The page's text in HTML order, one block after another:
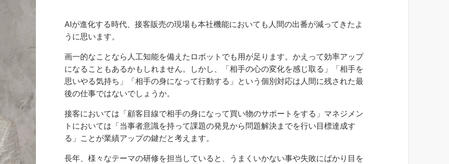
AIが進化する時代、接客販売の現場も本社機能においても人間の出番が減ってきたよ
うに思います。
画一的なことなら人工知能を備えたロボットでも用が足ります。かえって効率アップ
になることもあるかもしれません。しかし、「相手の心の変化を感じ取る」「相手を
思いやる気持ち」「相手の身になって行動する」という個別対応は人間に残された最
後の仕事ではないでしょうか。
接客においては「顧客目線で相手の身になって買い物のサポートをする」マネジメン
トにおいては「当事者意識を持って課題の発見から問題解決までを行い目標達成す
る」ことが業績アップの鍵だと考えます。
長年、様々なテーマの研修を担当していると、うまくいかない事や失敗にばかり目を